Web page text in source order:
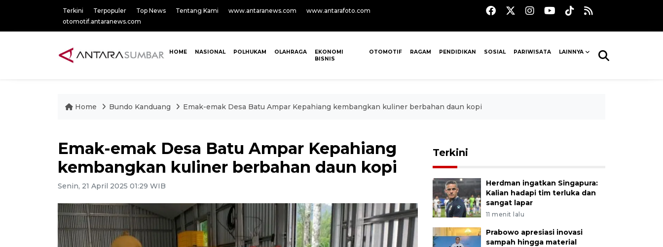
Terkini Terpopuler Top News Tentang Kami www.antaranews.com
www.antarafoto.com
otomotif.antaranews.com
HOME NASIONAL POLHUKAM OLAHRAGA
EKONOMI
BISNIS
OTOMOTIF RAGAM PENDIDIKAN SOSIAL PARIWISATA LAINNYA
Home Bundo Kanduang Emak-emak Desa Batu Ampar Kepahiang kembangkan kuliner berbahan daun kopi
Emak-emak Desa Batu Ampar Kepahiang
kembangkan kuliner berbahan daun kopi
Senin, 21 April 2025 01:29 WIB
Terkini
Herdman ingatkan Singapura:
Kalian hadapi tim terluka dan
sangat lapar
11 menit lalu
Prabowo apresiasi inovasi
sampah hingga material